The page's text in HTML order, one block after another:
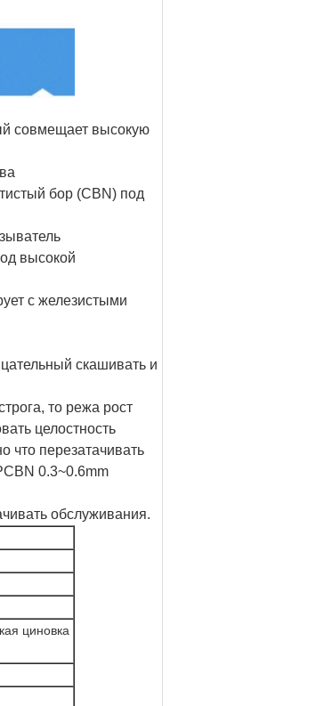
совмещает высокую
бор (CBN) под
высокой
с железистыми
скашивать и
то режа рост
целостность
что перезатачивать
0.3~0.6mm
обслуживания.
циновка